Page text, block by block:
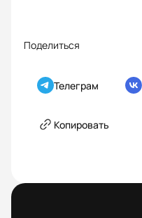
Поделиться
Телеграм
Копировать